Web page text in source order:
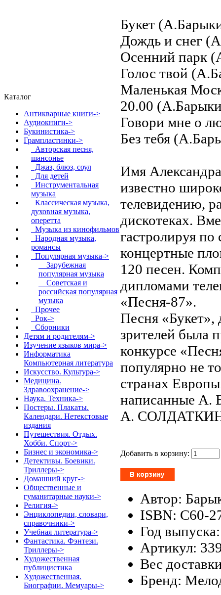
Каталог
Антикварные книги->
Аудиокниги->
Букинистика->
Грампластинки->
Авторская песня,
шансонье
Джаз, блюз, соул
Для детей
Инструментальная
музыка
Классическая музыка,
духовная музыка,
оперетта
Музыка из кинофильмов
Народная музыка,
романсы
Популярная музыка->
Зарубежная
популярная музыка
Советская и
российская популярная
музыка
Прочее
Рок->
Сборники
Детям и родителям->
Изучение языков мира->
Информатика
Компьютерная литература
Искусство. Культура->
Медицина.
Здравоохранение->
Наука. Техника->
Постеры. Плакаты.
Календари. Нетекстовые
издания
Путешествия. Отдых.
Хобби. Спорт->
Бизнес и экономика->
Детективы. Боевики.
Триллеры->
Домашний круг->
Общественные и
гуманитарные науки->
Религия->
Энциклопедии, словари,
справочники->
Учебная литература->
Фантастика. Фэнтези.
Триллеры->
Художественная
публицистика
Художественная.
Биографии. Мемуары->
Букет
Дождь и снег
Осенний парк
Голос твой
Маленькая
20.00
Говори мне о
Без тебя
Имя
известно
телевидению,
дискотеках.
гастролируя
концертные
120 песен.
дипломами
«Песня-87».
Песня «Букет»,
зрителей была
конкурсе
популярно не
странах
написанные А.
А.
Добавить в корзину:
Автор:
ISBN: С60-
Год
Артикул:
Вес
Бренд: